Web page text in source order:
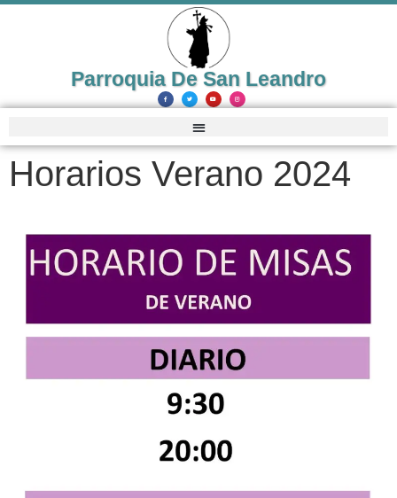
Parroquia De San Leandro
Horarios Verano 2024